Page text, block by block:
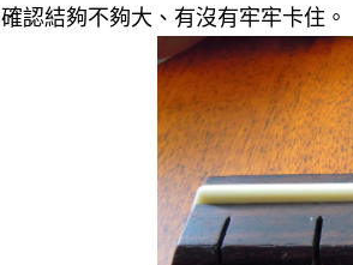
確認結夠不夠大、有沒有牢牢卡住。